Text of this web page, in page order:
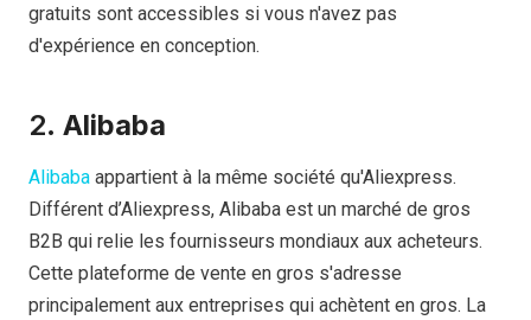
gratuits sont accessibles si vous n'avez pas
d'expérience en conception.
2. Alibaba
Alibaba appartient à la même société qu'Aliexpress.
Différent d’Aliexpress, Alibaba est un marché de gros
B2B qui relie les fournisseurs mondiaux aux acheteurs.
Cette plateforme de vente en gros s'adresse
principalement aux entreprises qui achètent en gros. La